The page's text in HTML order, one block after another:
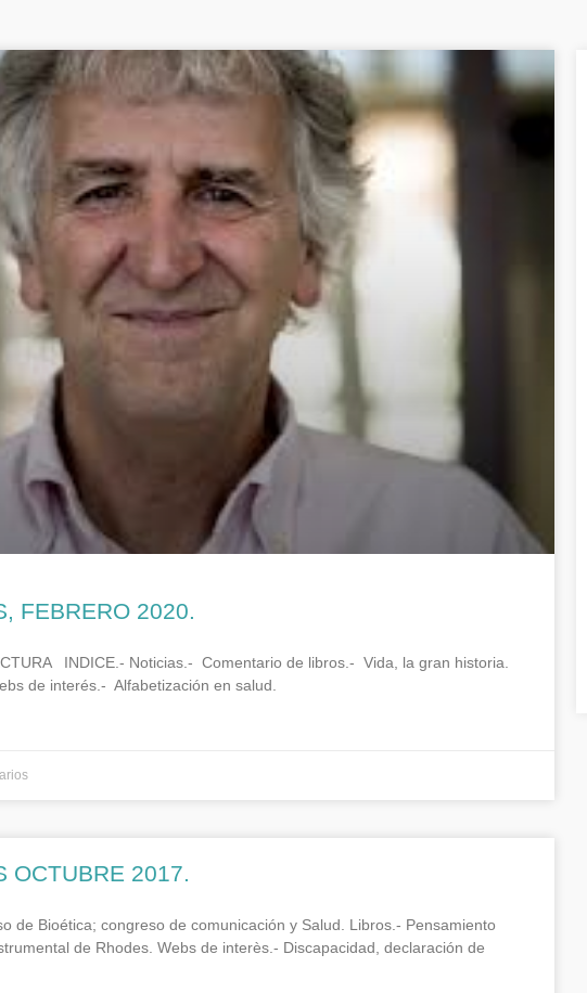
FEBRERO 2020.
INDICE.- Noticias.- Comentario de libros.- Vida, la gran historia.
de interés.- Alfabetización en salud.
OCTUBRE 2017.
de Bioética; congreso de comunicación y Salud. Libros.- Pensamiento
de Rhodes. Webs de interès.- Discapacidad, declaración de